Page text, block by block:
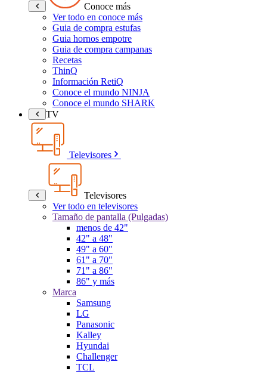
Conoce más
Ver todo en conoce más
Guia de compra estufas
Guia hornos empotre
Guia de compra campanas
Recetas
ThinQ
Información RetiQ
Conoce el mundo NINJA
Conoce el mundo SHARK
TV
Televisores
Televisores
Ver todo en televisores
Tamaño de pantalla (Pulgadas)
menos de 42"
42" a 48"
49" a 60"
61" a 70"
71" a 86"
86" y más
Marca
Samsung
LG
Panasonic
Kalley
Hyundai
Challenger
TCL